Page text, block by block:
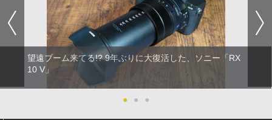
望遠ブーム来てる!? 9年ぶりに大復活した、ソニー「RX
10 V」
● ● ●